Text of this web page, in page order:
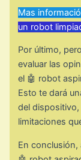
Mas
un robot
Por último,
evaluar las
el 🤖 robot
Esto te dará
del
limitaciones
En conclusión,